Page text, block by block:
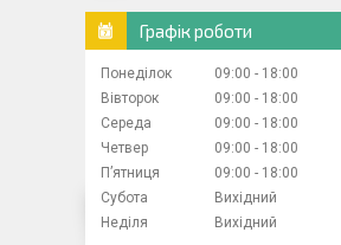
Графік роботи
Понеділок 09:00
18:00
Вівторок
09:00
18:00
Середа
09:00
18:00
Четвер
09:00
18:00
Пʼятниця
09:00
18:00
Субота
Вихідний
Неділя
Вихідний